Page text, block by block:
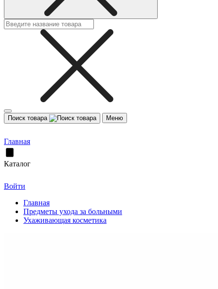
Поиск товара Меню
Главная
Каталог
Войти
Главная
Предметы ухода за больными
Ухаживающая косметика